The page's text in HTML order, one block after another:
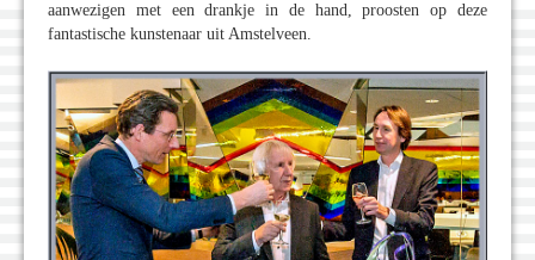
aanwezigen met een drankje in de hand, proosten op deze
fantastische kunstenaar uit Amstelveen.